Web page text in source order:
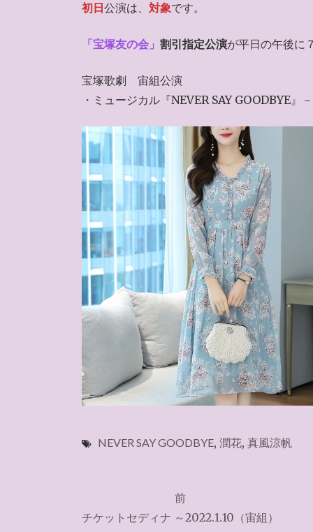
初日公演は、 対象です。
「宝塚友の会」 割引指定公演が平日の午後に
宝塚歌劇 宙組公演
・ミュージカル『NEVER SAY GOODBYE』
NEVER SAY GOODBYE, 潤花, 真風涼帆
稿
前
チケットセディナ ～2022.1.10（宙組）